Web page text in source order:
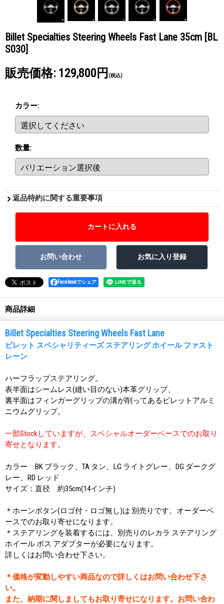
Billet Specialties Steering Wheels Fast Lane 35cm [BL
S030]
販売価格: 129,800円 (税込)
カラー:
数量:
返品特約に関する重要事項
Facebookでシェア
商品詳細
Billet Specialties Steering Wheels Fast Lane
ビレット スペシャリティーズ ステアリング ホイール ファスト
レーン
ハーフラップステアリング。
表半面はシームレス(縫い目のない)本革グリップ、
裏半面はフィンガーグリップの溝が削ってあるビレットアルミ
ニウムグリップ。
一部Stockしていますが、スペシャルオーダーベースでのお取り
寄せとなります。
カラー BK ブラック、TA タン、LG ライトグレー、DG ダークグ
レー、RD レッド
サイズ：直径 約35cm(14インチ)
＊ホーンボタン(ロゴ付・ロゴ無し)は 別売りです。オーダーベ
ースでのお取り寄せになります。
＊ステアリングを装着するには、別売りのレカラ ステアリング
ホイール ボス アダプターが必要になります。
詳しくはお問い合わせ下さい。
＊価格が変動しやすい商品なので詳しくはお問い合わせ下さ
い。
また、納期に関しましてもお取り寄せになります。お問い合わ